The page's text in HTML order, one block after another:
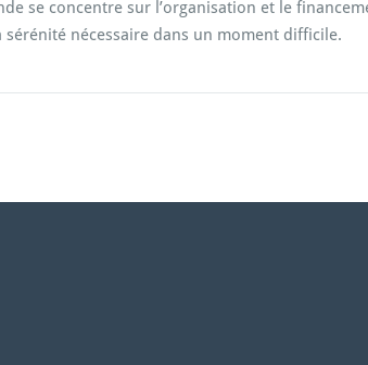
se concentre sur l’organisation et le
nécessaire dans un moment difficile.